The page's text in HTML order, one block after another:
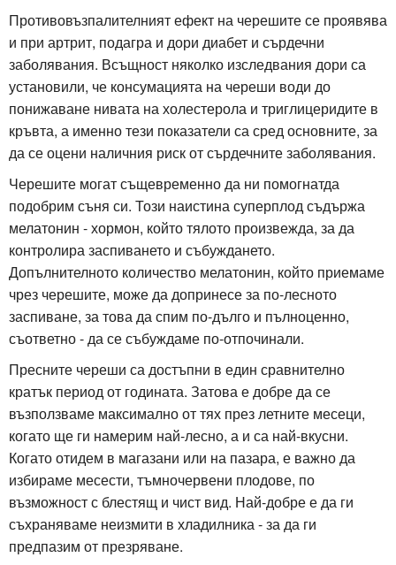
Противовъзпалителният ефект на черешите се проявява
и при артрит, подагра и дори диабет и сърдечни
заболявания. Всъщност няколко изследвания дори са
установили, че консумацията на череши води до
понижаване нивата на холестерола и триглицеридите в
кръвта, а именно тези показатели са сред основните, за
да се оцени наличния риск от сърдечните заболявания.
Черешите могат същевременно да ни помогнатда
подобрим съня си. Този наистина суперплод съдържа
мелатонин - хормон, който тялото произвежда, за да
контролира заспиването и събуждането.
Допълнителното количество мелатонин, който приемаме
чрез черешите, може да допринесе за по-лесното
заспиване, за това да спим по-дълго и пълноценно,
съответно - да се събуждаме по-отпочинали.
Пресните череши са достъпни в един сравнително
кратък период от годината. Затова е добре да се
възползваме максимално от тях през летните месеци,
когато ще ги намерим най-лесно, а и са най-вкусни.
Когато отидем в магазани или на пазара, е важно да
избираме месести, тъмночервени плодове, по
възможност с блестящ и чист вид. Най-добре е да ги
съхраняваме неизмити в хладилника - за да ги
предпазим от презряване.